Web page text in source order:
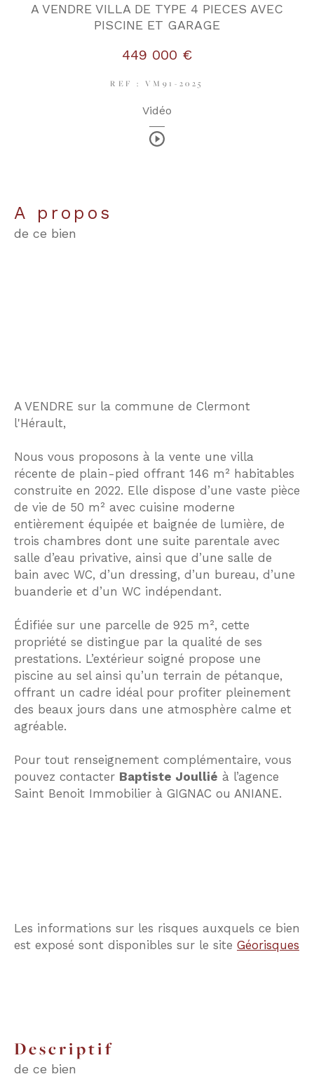
A VENDRE VILLA DE TYPE 4 PIECES AVEC
PISCINE ET GARAGE
449 000 €
REF : VM91-2025
Vidéo
a propos
de ce bien
A VENDRE sur la commune de Clermont
l'Hérault,
Nous vous proposons à la vente une villa
récente de plain-pied offrant 146 m² habitables
construite en 2022. Elle dispose d’une vaste pièce
de vie de 50 m² avec cuisine moderne
entièrement équipée et baignée de lumière, de
trois chambres dont une suite parentale avec
salle d’eau privative, ainsi que d’une salle de
bain avec WC, d’un dressing, d’un bureau, d’une
buanderie et d’un WC indépendant.
Édifiée sur une parcelle de 925 m², cette
propriété se distingue par la qualité de ses
prestations. L’extérieur soigné propose une
piscine au sel ainsi qu’un terrain de pétanque,
offrant un cadre idéal pour profiter pleinement
des beaux jours dans une atmosphère calme et
agréable.
Pour tout renseignement complémentaire, vous
pouvez contacter Baptiste Joullié à l’agence
Saint Benoit Immobilier à GIGNAC ou ANIANE.
Les informations sur les risques auxquels ce bien
est exposé sont disponibles sur le site Géorisques
descriptif
de ce bien